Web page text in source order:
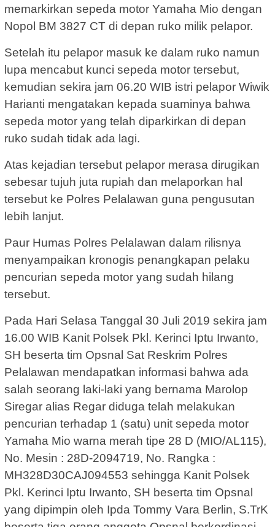
memarkirkan sepeda motor Yamaha Mio dengan
Nopol BM 3827 CT di depan ruko milik pelapor.
Setelah itu pelapor masuk ke dalam ruko namun
lupa mencabut kunci sepeda motor tersebut,
kemudian sekira jam 06.20 WIB istri pelapor Wiwik
Harianti mengatakan kepada suaminya bahwa
sepeda motor yang telah diparkirkan di depan
ruko sudah tidak ada lagi.
Atas kejadian tersebut pelapor merasa dirugikan
sebesar tujuh juta rupiah dan melaporkan hal
tersebut ke Polres Pelalawan guna pengusutan
lebih lanjut.
Paur Humas Polres Pelalawan dalam rilisnya
menyampaikan kronogis penangkapan pelaku
pencurian sepeda motor yang sudah hilang
tersebut.
Pada Hari Selasa Tanggal 30 Juli 2019 sekira jam
16.00 WIB Kanit Polsek Pkl. Kerinci Iptu Irwanto,
SH beserta tim Opsnal Sat Reskrim Polres
Pelalawan mendapatkan informasi bahwa ada
salah seorang laki-laki yang bernama Marolop
Siregar alias Regar diduga telah melakukan
pencurian terhadap 1 (satu) unit sepeda motor
Yamaha Mio warna merah tipe 28 D (MIO/AL115),
No. Mesin : 28D-2094719, No. Rangka :
MH328D30CAJ094553 sehingga Kanit Polsek
Pkl. Kerinci Iptu Irwanto, SH beserta tim Opsnal
yang dipimpin oleh Ipda Tommy Vara Berlin, S.TrK